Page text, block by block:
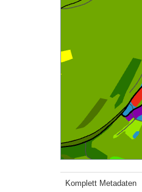
Komplett Metadaten